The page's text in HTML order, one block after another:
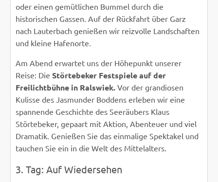
oder einen gemütlichen Bummel durch die
historischen Gassen. Auf der Rückfahrt über Garz
nach Lauterbach genießen wir reizvolle Landschaften
und kleine Hafenorte.
Am Abend erwartet uns der Höhepunkt unserer
Reise: DieStörtebeker Festspiele auf der
Freilichtbühne in Ralswiek. Vor der grandiosen
Kulisse des Jasmunder Boddens erleben wir eine
spannende Geschichte des Seeräubers Klaus
Störtebeker, gepaart mit Aktion, Abenteuer und viel
Dramatik. Genießen Sie das einmalige Spektakel und
tauchen Sie ein in die Welt des Mittelalters.
3. Tag: Auf Wiedersehen